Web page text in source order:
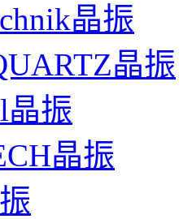
晶振
晶振
晶振
晶振